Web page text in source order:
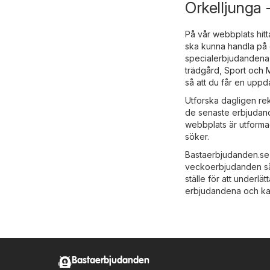
Örkelljunga
På vår webbplats
ska kunna handla
trädgård Sport och
så att du får en
Utforska dagligen
de senaste
webbplats är
söker.
veckoerbjudanden
ställe för att
erbjudandena och
Bastaerbjudanden